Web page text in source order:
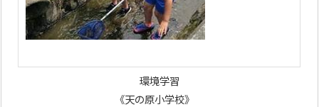
環境学習
《天の原小学校》